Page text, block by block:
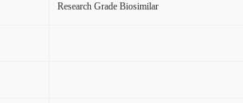
Research Grade Biosimilar